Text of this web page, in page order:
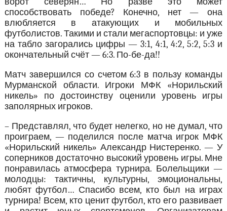
способствовать победе? Конечно, нет — она
влюбляется в атакующих и мобильных
футболистов. Такими и стали мегаспортовцы: и уже
на табло загорались цифры — 3:1, 4:1, 4:2, 5:2, 5:3 и
окончательный счёт — 6:3. По-бе-да!!
Матч завершился со счетом 6:3 в пользу команды
Мурманской области. Игроки МФК «Норильский
никель» по достоинству оценили уровень игры
заполярных игроков.
– Представлял, что будет нелегко, но не думал, что
проиграем, — поделился после матча игрок МФК
«Норильский никель» Александр Нистеренко. — У
соперников достаточно высокий уровень игры. Мне
понравилась атмосфера турнира. Болельщики —
молодцы: тактичны, культурны, эмоциональны,
любят футбол… Спасибо всем, кто был на играх
турнира! Всем, кто ценит футбол, кто его развивает